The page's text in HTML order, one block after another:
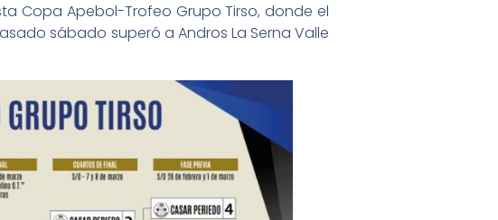
Copa Apebol-Trofeo Grupo Tirso, donde el
sábado superó a Andros La Serna Valle